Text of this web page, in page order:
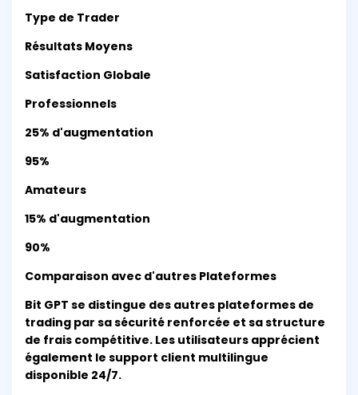
Type de Trader
Résultats Moyens
Satisfaction Globale
Professionnels
25% d'augmentation
95%
Amateurs
15% d'augmentation
90%
Comparaison avec d'autres Plateformes
Bit GPT se distingue des autres plateformes de
trading par sa sécurité renforcée et sa structure
de frais compétitive. Les utilisateurs apprécient
également le support client multilingue
disponible 24/7.